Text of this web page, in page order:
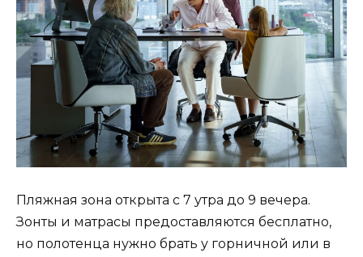
Пляжная зона открыта с 7 утра до 9 вечера.
Зонты и матрасы предоставляются бесплатно,
но полотенца нужно брать у горничной или в